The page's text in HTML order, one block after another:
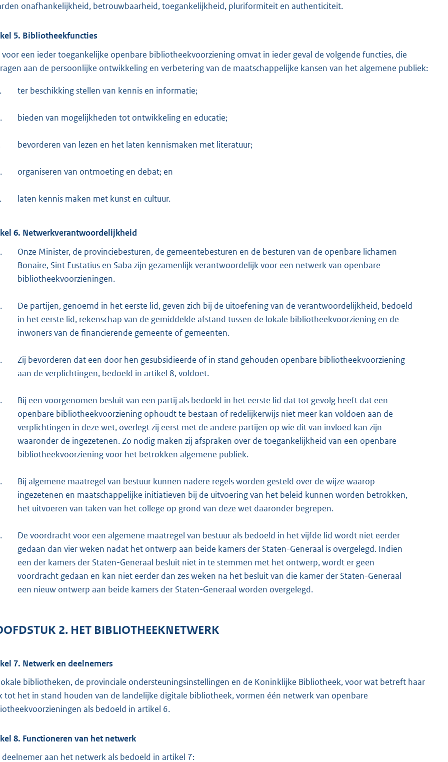
onafhankelijkheid, betrouwbaarheid, toegankelijkheid, pluriformiteit en authenticiteit.
5. Bibliotheekfuncties
voor een ieder toegankelijke openbare bibliotheekvoorziening omvat in ieder geval de volgende functies, die
aan de persoonlijke ontwikkeling en verbetering van de maatschappelijke kansen van het algemene publiek:
ter beschikking stellen van kennis en informatie;
bieden van mogelijkheden tot ontwikkeling en educatie;
bevorderen van lezen en het laten kennismaken met literatuur;
organiseren van ontmoeting en debat; en
laten kennis maken met kunst en cultuur.
6. Netwerkverantwoordelijkheid
Onze Minister, de provinciebesturen, de gemeentebesturen en de besturen van de openbare lichamen
Bonaire, Sint Eustatius en Saba zijn gezamenlijk verantwoordelijk voor een netwerk van openbare
bibliotheekvoorzieningen.
De partijen, genoemd in het eerste lid, geven zich bij de uitoefening van de verantwoordelijkheid, bedoeld
in het eerste lid, rekenschap van de gemiddelde afstand tussen de lokale bibliotheekvoorziening en de
inwoners van de financierende gemeente of gemeenten.
Zij bevorderen dat een door hen gesubsidieerde of in stand gehouden openbare bibliotheekvoorziening
aan de verplichtingen, bedoeld in artikel 8, voldoet.
Bij een voorgenomen besluit van een partij als bedoeld in het eerste lid dat tot gevolg heeft dat een
openbare bibliotheekvoorziening ophoudt te bestaan of redelijkerwijs niet meer kan voldoen aan de
verplichtingen in deze wet, overlegt zij eerst met de andere partijen op wie dit van invloed kan zijn
waaronder de ingezetenen. Zo nodig maken zij afspraken over de toegankelijkheid van een openbare
bibliotheekvoorziening voor het betrokken algemene publiek.
Bij algemene maatregel van bestuur kunnen nadere regels worden gesteld over de wijze waarop
ingezetenen en maatschappelijke initiatieven bij de uitvoering van het beleid kunnen worden betrokken,
het uitvoeren van taken van het college op grond van deze wet daaronder begrepen.
De voordracht voor een algemene maatregel van bestuur als bedoeld in het vijfde lid wordt niet eerder
gedaan dan vier weken nadat het ontwerp aan beide kamers der Staten-Generaal is overgelegd. Indien
een der kamers der Staten-Generaal besluit niet in te stemmen met het ontwerp, wordt er geen
voordracht gedaan en kan niet eerder dan zes weken na het besluit van die kamer der Staten-Generaal
een nieuw ontwerp aan beide kamers der Staten-Generaal worden overgelegd.
2. HET BIBLIOTHEEKNETWERK
7. Netwerk en deelnemers
bibliotheken, de provinciale ondersteuningsinstellingen en de Koninklijke Bibliotheek, voor wat betreft haar
tot het in stand houden van de landelijke digitale bibliotheek, vormen één netwerk van openbare
als bedoeld in artikel 6.
8. Functioneren van het netwerk
deelnemer aan het netwerk als bedoeld in artikel 7: